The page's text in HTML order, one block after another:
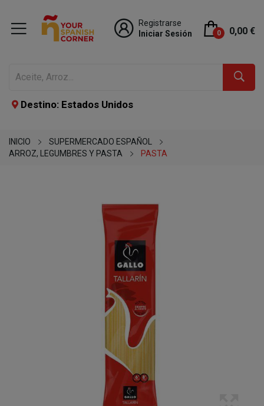
Registrarse
Iniciar Sesión
0 0,00 €
Destino: Estados Unidos
INICIO
SUPERMERCADO ESPAÑOL
ARROZ, LEGUMBRES Y PASTA
PASTA